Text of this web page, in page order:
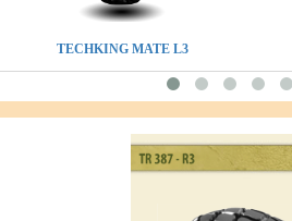
TECHKING MATE L3